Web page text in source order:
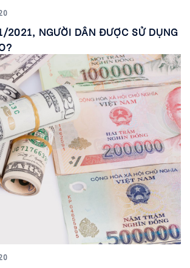
2021, NGƯỜI DÂN ĐƯỢC SỬ DỤNG